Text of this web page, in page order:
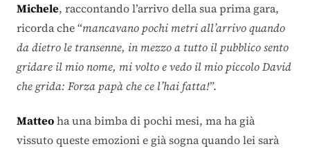
Michele, raccontando l’arrivo della sua prima gara,
ricorda che “mancavano pochi metri all’arrivo quando
da dietro le transenne, in mezzo a tutto il pubblico sento
gridare il mio nome, mi volto e vedo il mio piccolo David
che grida: Forza papà che ce l’hai fatta!”.
Matteoha una bimba di pochi mesi, ma ha già
vissuto queste emozioni e già sogna quando lei sarà